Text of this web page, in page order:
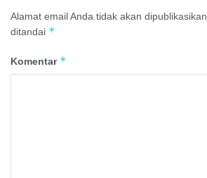
Alamat email Anda tidak akan dipublikasikan.
ditandai *
Komentar *